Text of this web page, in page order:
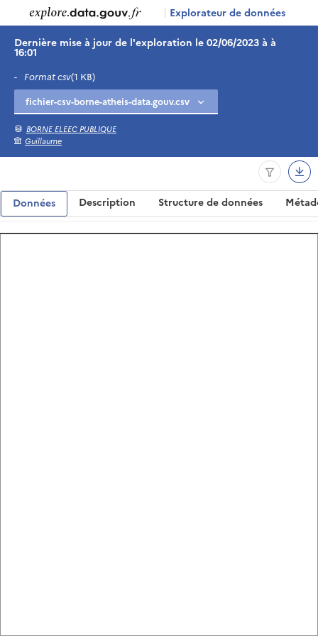
| Explorateur de données
Dernière mise à jour de l'exploration le 02/06/2023 à à
16:01
- Format csv(1 KB)
BORNE ELEEC PUBLIQUE
Guillaume
Données Description Structure de données